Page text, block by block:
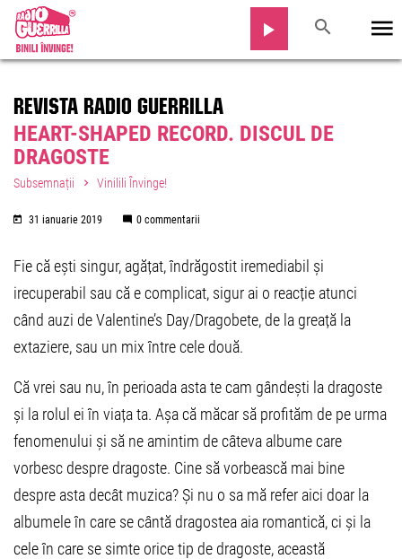
REVISTA RADIO GUERRILLA
HEART-SHAPED RECORD. DISCUL DE
DRAGOSTE
Subsemnații Vinilili Învinge!
31 ianuarie 2019 0 commentarii
Fie că ești singur, agățat, îndrăgostit iremediabil și
irecuperabil sau că e complicat, sigur ai o reacție atunci
când auzi de Valentine’s Day/Dragobete, de la greață la
extaziere, sau un mix între cele două.
Că vrei sau nu, în perioada asta te cam gândești la dragoste
și la rolul ei în viața ta. Așa că măcar să profităm de pe urma
fenomenului și să ne amintim de câteva albume care
vorbesc despre dragoste. Cine să vorbească mai bine
despre asta decât muzica? Și nu o sa mă refer aici doar la
albumele în care se cântă dragostea aia romantică, ci și la
cele în care se simte orice tip de dragoste, această